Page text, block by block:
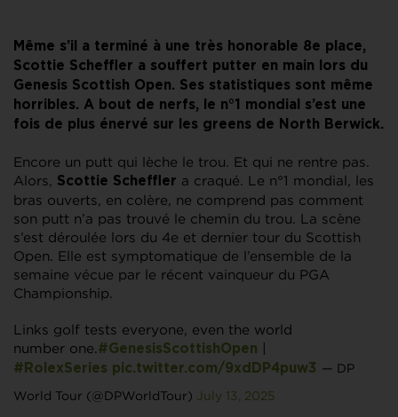
Même s’il a terminé à une très honorable 8e place,
Scottie Scheffler a souffert putter en main lors du
Genesis Scottish Open. Ses statistiques sont même
horribles. A bout de nerfs, le n°1 mondial s’est une
fois de plus énervé sur les greens de North Berwick.
Encore un putt qui lèche le trou. Et qui ne rentre pas.
Alors, Scottie Scheffler a craqué. Le n°1 mondial, les
bras ouverts, en colère, ne comprend pas comment
son putt n’a pas trouvé le chemin du trou. La scène
s’est déroulée lors du 4e et dernier tour du Scottish
Open. Elle est symptomatique de l’ensemble de la
semaine vécue par le récent vainqueur du PGA
Championship.
Links golf tests everyone, even the world
number one.#GenesisScottishOpen
#RolexSeries pic.twitter.com/9xdDP4puw3 — DP
World Tour (@DPWorldTour) July 13, 2025